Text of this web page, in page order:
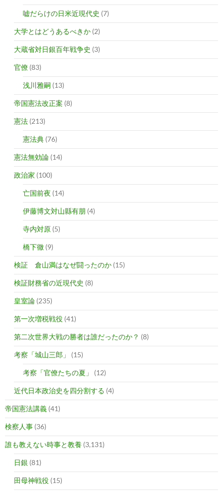
嘘だらけの日米近現代史 (7)
大学とはどうあるべきか (2)
大蔵省対日銀百年戦争史 (3)
官僚 (83)
浅川雅嗣 (13)
帝国憲法改正案 (8)
憲法 (213)
憲法典 (76)
憲法無効論 (14)
政治家 (100)
亡国前夜 (14)
伊藤博文対山縣有朋 (4)
寺内対原 (5)
橋下徹 (9)
検証 倉山満はなぜ闘ったのか (15)
検証財務省の近現代史 (8)
皇室論 (235)
第一次増税戦役 (41)
第二次世界大戦の勝者は誰だったのか？ (8)
考察「城山三郎」 (15)
考察「官僚たちの夏」 (12)
近代日本政治史を四分割する (4)
帝国憲法講義 (41)
検察人事 (36)
誰も教えない時事と教養 (3,131)
日銀 (81)
田母神戦役 (15)